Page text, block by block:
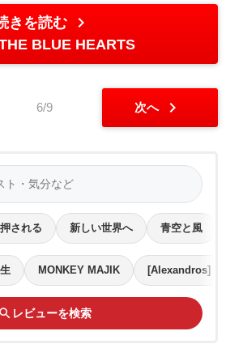
きを読む chevron_right
BLUE HEARTS
6/9 次へ chevron_right
される 新しい世界へ 青空と風
MONKEY MAJIK [Alexandros]
search レビューを検索